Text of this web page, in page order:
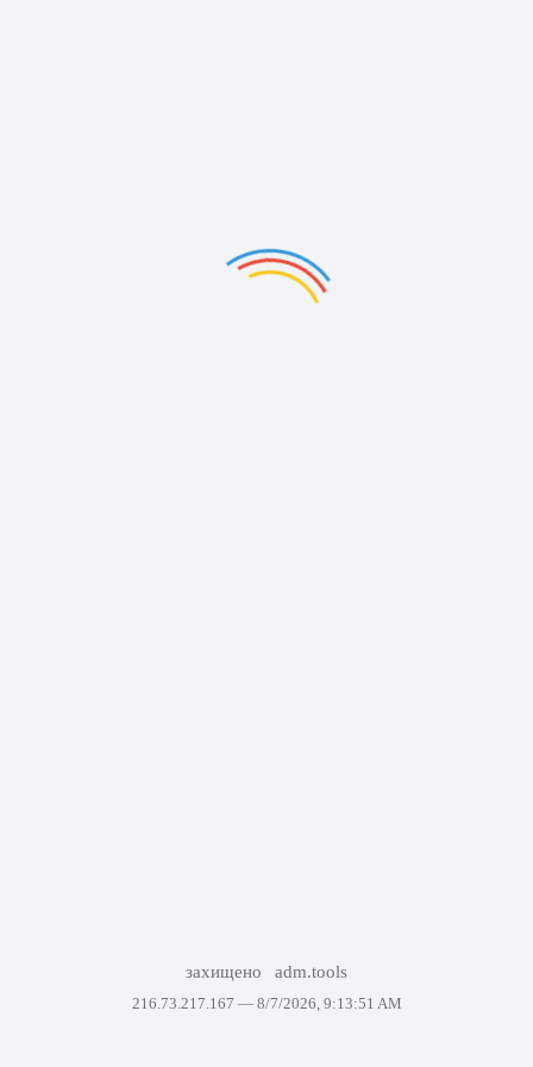
захищено adm.tools
216.73.217.167 — 8/7/2026, 9:13:51 AM